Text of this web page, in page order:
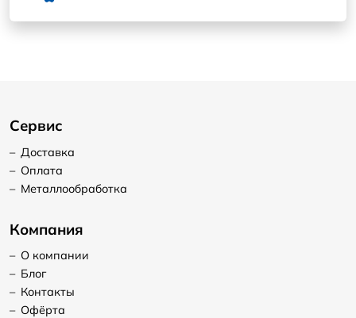
Сервис
– Доставка
– Оплата
– Металлообработка
Компания
– О компании
– Блог
– Контакты
– Офёрта